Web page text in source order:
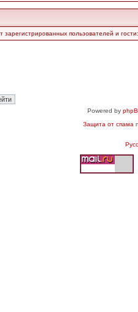
пользователей и
Powered by
Защита от спама